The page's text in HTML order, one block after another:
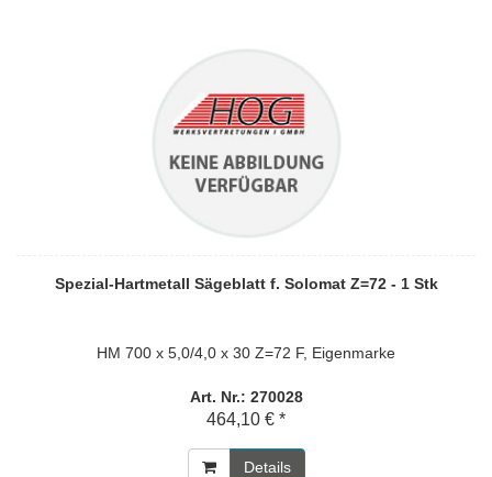
Spezial-Hartmetall Sägeblatt f. Solomat Z=72 - 1 Stk
HM 700 x 5,0/4,0 x 30 Z=72 F, Eigenmarke
Art. Nr.: 270028
464,10 € *
Details